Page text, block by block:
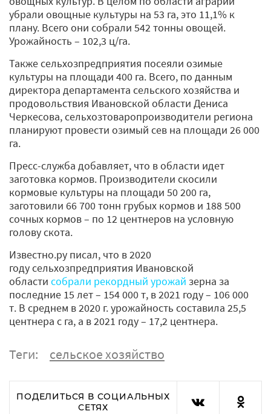
убрали овощные культуры на 53 га, это 11,1% к
плану. Всего они собрали 542 тонны овощей.
Урожайность – 102,3 ц/га.
Также сельхозпредприятия посеяли озимые
культуры на площади 400 га. Всего, по данным
директора департамента сельского хозяйства и
продовольствия Ивановской области Дениса
Черкесова, сельхозтоваропроизводители региона
планируют провести озимый сев на площади 26 000
га.
Пресс-служба добавляет, что в области идет
заготовка кормов. Производители скосили
кормовые культуры на площади 50 200 га,
заготовили 66 700 тонн грубых кормов и 188 500
сочных кормов – по 12 центнеров на условную
голову скота.
Известно.ру писал, что в 2020
году сельхозпредприятия Ивановской
области собрали рекордный урожай зерна за
последние 15 лет – 154 000 т, в 2021 году – 106 000
т. В среднем в 2020 г. урожайность составила 25,5
центнера с га, а в 2021 году – 17,2 центнера.
Теги: сельское хозяйство
ПОДЕЛИТЬСЯ В СОЦИАЛЬНЫХ
СЕТЯХ